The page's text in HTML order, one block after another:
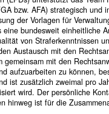
bzw. AFA) strategisch
der Vorlagen für
bundesweit einheitliche
von Straferkenntnissen
Austausch mit den
mit den
aufzuarbeiten zu können,
ist zusätzlich zweimal pro
wird. Der persönliche
hinweg ist für die